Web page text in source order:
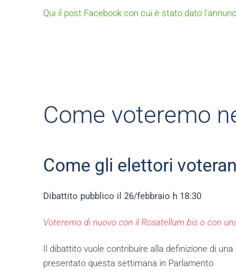
Qui il post Facebook con cui è stato dato
Come voteremo
Come gli elettori
Dibattito pubblico il 26/febbraio h 18:30
Voteremo di nuovo con il Rosatellum bis o con
Il dibattito vuole contribuire alla definizione di
presentato questa settimana in Parlamento